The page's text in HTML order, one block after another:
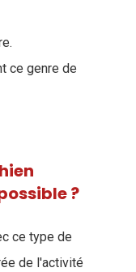
ce genre de
?
ce type de
de l'activité